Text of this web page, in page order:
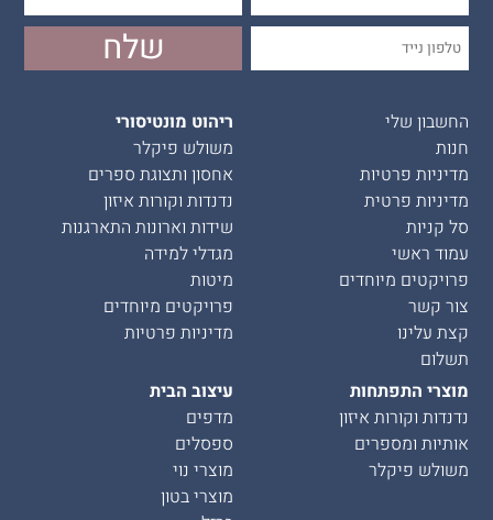
החשבון שלי
חנות
מדיניות פרטיות
מדיניות פרטית
סל קניות
עמוד ראשי
פרויקטים מיוחדים
צור קשר
קצת עלינו
תשלום
ריהוט מונטיסורי
משולש פיקלר
אחסון ותצוגת ספרים
נדנדות וקורות איזון
שידות וארונות התארגנות
מגדלי למידה
מיטות
פרויקטים מיוחדים
מדיניות פרטיות
מוצרי התפתחות
נדנדות וקורות איזון
אותיות ומספרים
משולש פיקלר
עיצוב הבית
מדפים
ספסלים
מוצרי נוי
מוצרי בטון